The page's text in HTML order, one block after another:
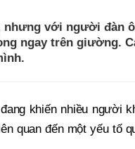
với người đàn
ngay trên giường.
khiến nhiều người
quan đến một yếu tố